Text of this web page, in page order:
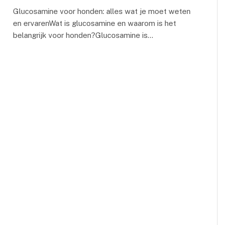
Glucosamine voor honden: alles wat je moet weten
en ervarenWat is glucosamine en waarom is het
belangrijk voor honden?Glucosamine is…